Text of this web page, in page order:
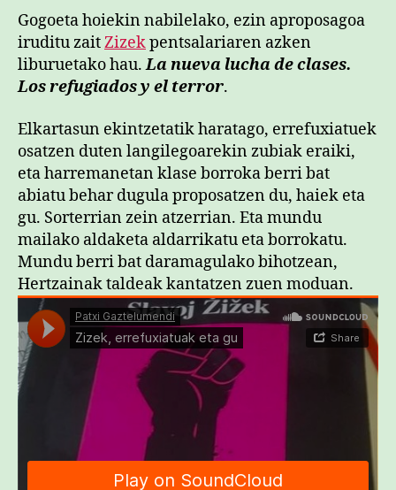
Gogoeta hoiekin nabilelako, ezin aproposagoa
iruditu zaitZizekpentsalariaren azken
liburuetako hau.La nueva lucha de clases.
Los refugiados y el terror.
Elkartasun ekintzetatik haratago, errefuxiatuek
osatzen duten langilegoarekin zubiak eraiki,
eta harremanetan klase borroka berri bat
abiatu behar dugula proposatzen du, haiek eta
gu. Sorterrian zein atzerrian. Eta mundu
mailako aldaketa aldarrikatu eta borrokatu.
Mundu berri bat daramagulako bihotzean,
Hertzainak taldeak kantatzen zuen moduan.